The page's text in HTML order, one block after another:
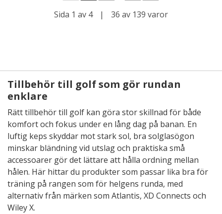
Sida 1 av 4 | 36 av 139 varor
Tillbehör till golf som gör rundan
enklare
Rätt tillbehör till golf kan göra stor skillnad för både
komfort och fokus under en lång dag på banan. En
luftig keps skyddar mot stark sol, bra solglasögon
minskar bländning vid utslag och praktiska små
accessoarer gör det lättare att hålla ordning mellan
hålen. Här hittar du produkter som passar lika bra för
träning på rangen som för helgens runda, med
alternativ från märken som Atlantis, XD Connects och
Wiley X.